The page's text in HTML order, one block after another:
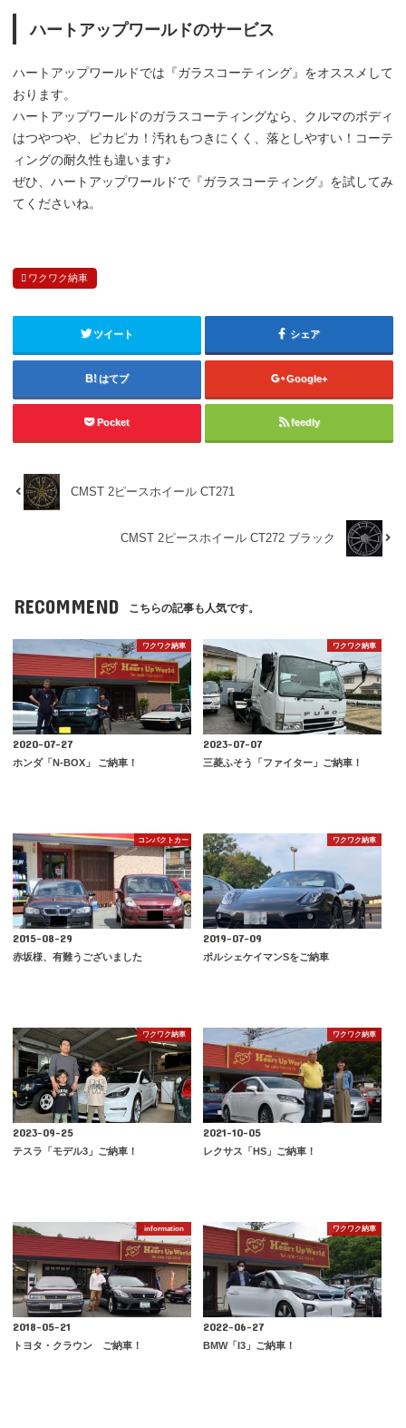
ハートアップワールドのサービス
ハートアップワールドでは『ガラスコーティング』をオススメして
おります。
ハートアップワールドのガラスコーティングなら、クルマのボディ
はつやつや、ピカピカ！汚れもつきにくく、落としやすい！コーテ
ィングの耐久性も違います♪
ぜひ、ハートアップワールドで『ガラスコーティング』を試してみ
てくださいね。
ワクワク納車
ツイート シェア
はてブ Google+
Pocket feedly
CMST 2ピースホイール CT271
CMST 2ピースホイール CT272 ブラック
RECOMMEND こちらの記事も人気です。
ワクワク納車
2020-07-27
ホンダ「N-BOX」 ご納車！
ワクワク納車
2023-07-07
三菱ふそう「ファイター」ご納車！
コンパクトカー
2015-08-29
赤坂様、有難うございました
ワクワク納車
2019-07-09
ポルシェケイマンSをご納車
ワクワク納車
2023-09-25
テスラ「モデル3」ご納車！
ワクワク納車
2021-10-05
レクサス「HS」ご納車！
information
2018-05-21
トヨタ・クラウン ご納車！
ワクワク納車
2022-06-27
BMW「I3」ご納車！